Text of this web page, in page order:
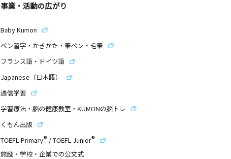
事業・活動の広がり
Baby Kumon
ペン習字・かきかた・筆ペン・毛筆
フランス語・ドイツ語
Japanese（日本語）
通信学習
学習療法・脳の健康教室・KUMONの脳トレ
くもん出版
TOEFL Primary® /TOEFL Junior®
施設・学校・企業での公文式